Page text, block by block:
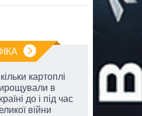
картоплі
в
до і під час
війни